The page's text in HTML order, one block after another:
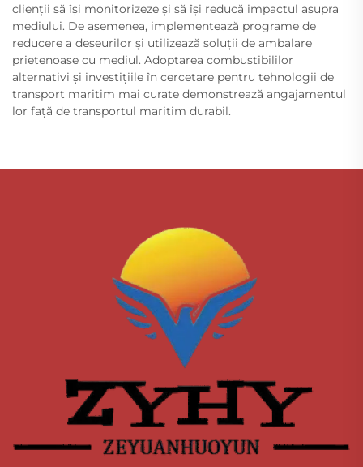
clienții să își monitorizeze și să își reducă impactul asupra
mediului. De asemenea, implementează programe de
reducere a deșeurilor și utilizează soluții de ambalare
prietenoase cu mediul. Adoptarea combustibililor
alternativi și investițiile în cercetare pentru tehnologii de
transport maritim mai curate demonstrează angajamentul
lor față de transportul maritim durabil.